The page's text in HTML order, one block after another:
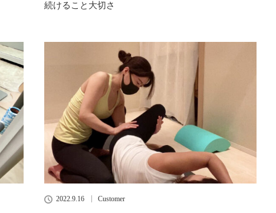
続けること大切さ
2022.9.16 Customer